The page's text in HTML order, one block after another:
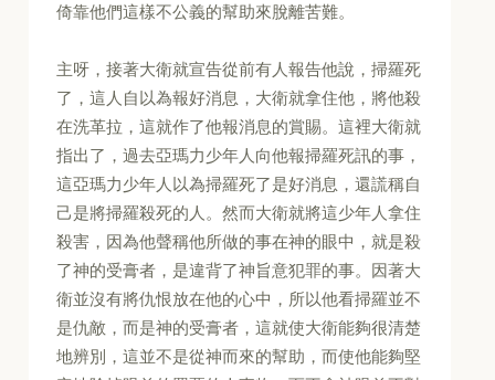
倚靠他們這樣不公義的幫助來脫離苦難。
主呀，接著大衛就宣告從前有人報告他說，掃羅死
了，這人自以為報好消息，大衛就拿住他，將他殺
在洗革拉，這就作了他報消息的賞賜。這裡大衛就
指出了，過去亞瑪力少年人向他報掃羅死訊的事，
這亞瑪力少年人以為掃羅死了是好消息，還謊稱自
己是將掃羅殺死的人。然而大衛就將這少年人拿住
殺害，因為他聲稱他所做的事在神的眼中，就是殺
了神的受膏者，是違背了神旨意犯罪的事。因著大
衛並沒有將仇恨放在他的心中，所以他看掃羅並不
是仇敵，而是神的受膏者，這就使大衛能夠很清楚
地辨別，這並不是從神而來的幫助，而使他能夠堅